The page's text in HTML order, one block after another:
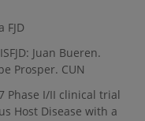
FJD
Juan Bueren.
Prosper. CUN
Phase I/II clinical trial
Host Disease with a